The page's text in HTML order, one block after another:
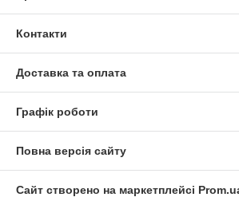
Контакти
Доставка та оплата
Графік роботи
Повна версія сайту
Сайт створено на маркетплейсі